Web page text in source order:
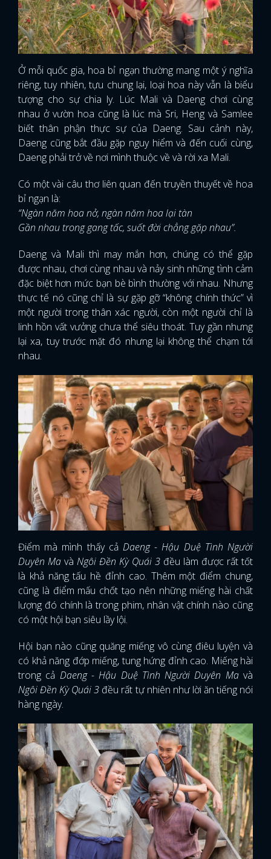
x
ĐĂNG NHẬP
Ở mỗi quốc gia, hoa bỉ ngạn thường mang một ý nghĩa
riêng, tuy nhiên, tựu chung lại, loại hoa này vẫn là biểu
tượng cho sự chia ly. Lúc Mali và Daeng chơi cùng
nhau ở vườn hoa cũng là lúc mà Sri, Heng và Samlee
biết thân phận thực sự của Daeng. Sau cảnh này,
Daeng cũng bắt đầu gặp nguy hiểm và đến cuối cùng,
Daeng phải trở về nơi mình thuộc về và rời xa Mali.
Có một vài câu thơ liên quan đến truyền thuyết về hoa
bỉ ngạn là:
“Ngàn năm hoa nở, ngàn năm hoa lại tàn
Gần nhau trong gang tấc, suốt đời chẳng gặp nhau”.
Daeng và Mali thì may mắn hơn, chúng có thể gặp
được nhau, chơi cùng nhau và nảy sinh những tình cảm
đặc biệt hơn mức bạn bè bình thường với nhau. Nhưng
thực tế nó cũng chỉ là sự gặp gỡ “không chính thức” vì
một người trong thân xác người, còn một người chỉ là
linh hồn vất vưởng chưa thể siêu thoát. Tuy gần nhưng
lại xa, tuy trước mặt đó nhưng lại không thể chạm tới
nhau.
Điểm mà mình thấy cả Daeng - Hậu Duệ Tình Người
Duyên Ma và Ngôi Đền Kỳ Quái 3 đều làm được rất tốt
là khả năng tấu hề đỉnh cao. Thêm một điểm chung,
cũng là điểm mấu chốt tạo nên những miếng hài chất
lượng đó chính là trong phim, nhân vật chính nào cũng
có một hội bạn siêu lầy lội.
Hội bạn nào cũng quăng miếng vô cùng điêu luyện và
có khả năng đớp miếng, tung hứng đỉnh cao. Miếng hài
trong cả Daeng - Hậu Duệ Tình Người Duyên Mavà
Ngôi Đền Kỳ Quái 3 đều rất tự nhiên như lời ăn tiếng nói
hàng ngày.